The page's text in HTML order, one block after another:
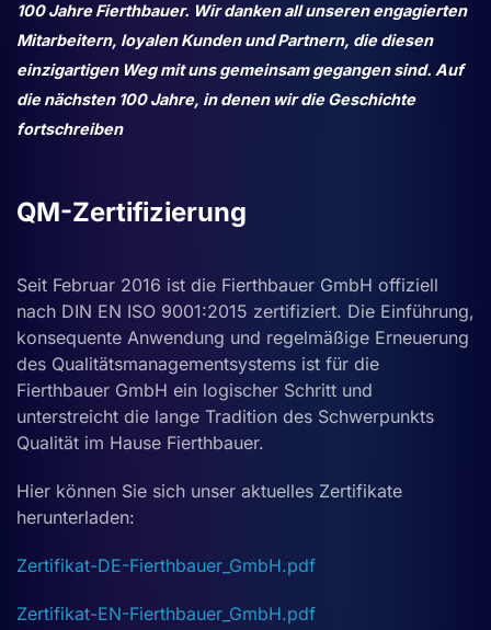
100 Jahre Fierthbauer. Wir danken all unseren engagierten
Mitarbeitern, loyalen Kunden und Partnern, die diesen
einzigartigen Weg mit uns gemeinsam gegangen sind. Auf
die nächsten 100 Jahre, in denen wir die Geschichte
fortschreiben
QM-Zertifizierung
Seit Februar 2016 ist die Fierthbauer GmbH offiziell
nach DIN EN ISO 9001:2015 zertifiziert. Die Einführung,
konsequente Anwendung und regelmäßige Erneuerung
des Qualitätsmanagementsystems ist für die
Fierthbauer GmbH ein logischer Schritt und
unterstreicht die lange Tradition des Schwerpunkts
Qualität im Hause Fierthbauer.
Hier können Sie sich unser aktuelles Zertifikate
herunterladen:
Zertifikat-DE-Fierthbauer_GmbH.pdf
Zertifikat-EN-Fierthbauer_GmbH.pdf